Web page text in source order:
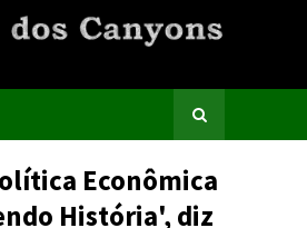
Econômica
História', diz